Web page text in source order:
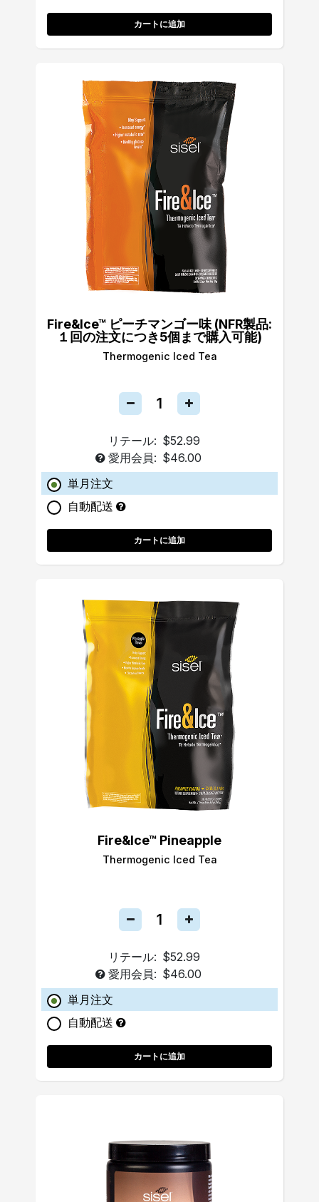
カートに追加
Fire&Ice™ ピーチマンゴー味 (NFR製品:
１回の注文につき5個まで購入可能)
Thermogenic Iced Tea
リテール: $52.99
愛用会員: $46.00
単月注文
自動配送
カートに追加
Fire&Ice™ Pineapple
Thermogenic Iced Tea
リテール: $52.99
愛用会員: $46.00
単月注文
自動配送
カートに追加